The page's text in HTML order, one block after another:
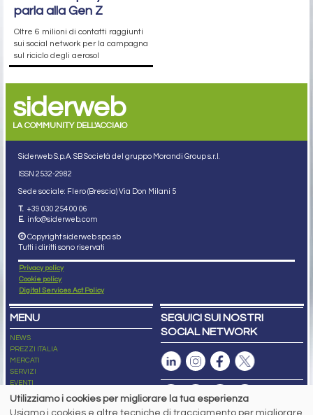
parla alla Gen Z
Oltre 6 milioni di contatti raggiunti
sui social network per la campagna
sul riciclo degli aerosol
siderweb
LA COMMUNITY DELL'ACCIAIO
Siderweb S.p.A. SB Società del gruppo Morandi Group s.r.l.
ISSN 2532-2982
Sede sociale: Flero (Brescia) Via Don Milani 5
T. +39 030 254 00 06
E. info@siderweb.com
Copyright siderweb spa sb
Tutti i diritti sono riservati
Privacy policy
Cookie policy
Digital Services Act Policy
MENU
NEWS
PREZZI ITALIA
MERCATI
SERVIZI
EVENTI
ABBONAMENTI
SEGUICI SUI NOSTRI
SOCIAL NETWORK
Utilizziamo i cookies per migliorare la tua esperienza
Usiamo i cookies e altre tecniche di tracciamento per migliorare